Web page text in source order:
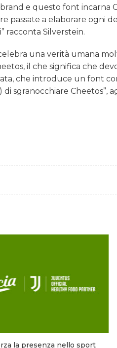
e questo font incarna
passate a elaborare ogni
racconta Silverstein.
una verità umana
il che significa che
che introduce un font
sgranocchiare Cheetos”,
la presenza nello sport